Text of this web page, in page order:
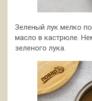
Зеленый лук мелко
масло в кастрюле.
зеленого лука.